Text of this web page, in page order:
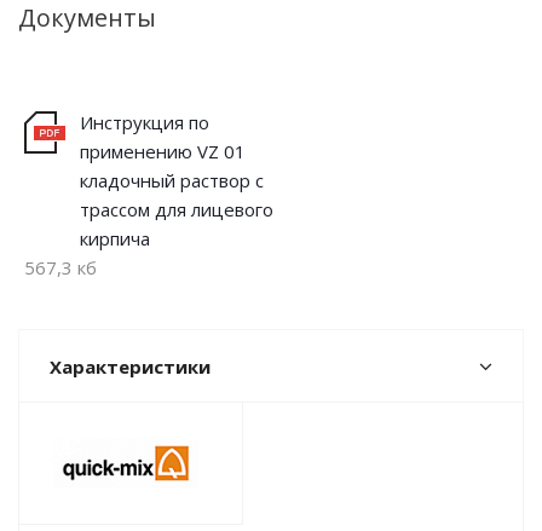
Документы
Инструкция по
применению VZ 01
кладочный раствор с
трассом для лицевого
кирпича
567,3 кб
Характеристики